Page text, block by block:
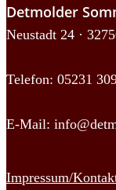
Detmolder
Neustadt 24 ·
Telefon: 05231
E-Mail:
Impressum/